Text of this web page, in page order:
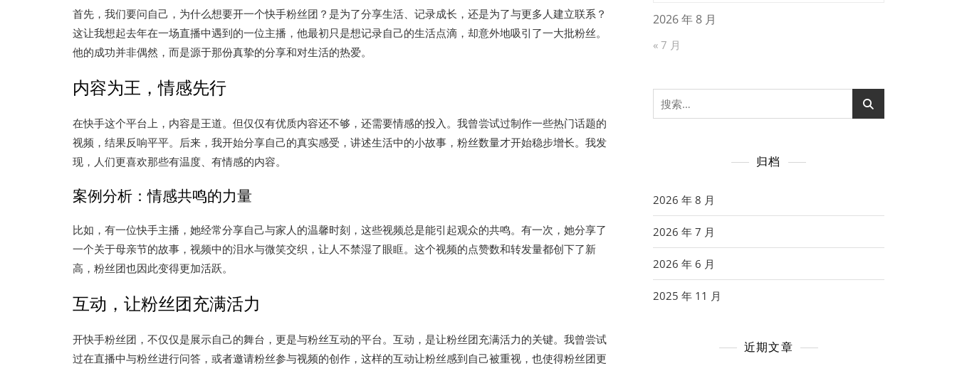
首先，我们要问自己，为什么想要开一个快手粉丝团？是为了分享生活、记录成长，还是为了与更多人建立联系？
这让我想起去年在一场直播中遇到的一位主播，他最初只是想记录自己的生活点滴，却意外地吸引了一大批粉丝。
他的成功并非偶然，而是源于那份真挚的分享和对生活的热爱。
内容为王，情感先行
在快手这个平台上，内容是王道。但仅仅有优质内容还不够，还需要情感的投入。我曾尝试过制作一些热门话题的
视频，结果反响平平。后来，我开始分享自己的真实感受，讲述生活中的小故事，粉丝数量才开始稳步增长。我发
现，人们更喜欢那些有温度、有情感的内容。
案例分析：情感共鸣的力量
比如，有一位快手主播，她经常分享自己与家人的温馨时刻，这些视频总是能引起观众的共鸣。有一次，她分享了
一个关于母亲节的故事，视频中的泪水与微笑交织，让人不禁湿了眼眶。这个视频的点赞数和转发量都创下了新
高，粉丝团也因此变得更加活跃。
互动，让粉丝团充满活力
开快手粉丝团，不仅仅是展示自己的舞台，更是与粉丝互动的平台。互动，是让粉丝团充满活力的关键。我曾尝试
过在直播中与粉丝进行问答，或者邀请粉丝参与视频的创作，这样的互动让粉丝感到自己被重视，也使得粉丝团更
2026 年 8 月
« 7 月
搜
索：
归档
2026 年 8 月
2026 年 7 月
2026 年 6 月
2025 年 11 月
近期文章